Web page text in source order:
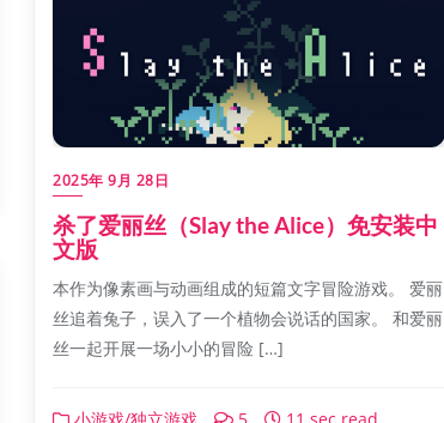
2025年 9月 28日
杀了爱丽丝（Slay the Alice）免安装中
文版
本作为像素画与动画组成的短篇文字冒险游戏。 爱丽
丝追着兔子，误入了一个植物会说话的国家。 和爱丽
丝一起开展一场小小的冒险 […]